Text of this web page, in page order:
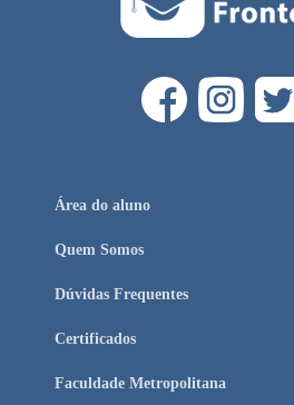
Área do aluno
Quem Somos
Dúvidas Frequentes
Certificados
Faculdade Metropolitana